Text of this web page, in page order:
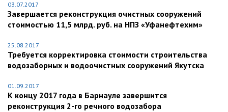
03.07.2017
Завершается реконструкция очистных сооружений
стоимостью 11,5 млрд. руб. на НПЗ «Уфанефтехим»
25.08.2017
Требуется корректировка стоимости строительства
водозаборных и водоочистных сооружений Якутска
01.09.2017
К концу 2017 года в Барнауле завершится
реконструкция 2-го речного водозабора